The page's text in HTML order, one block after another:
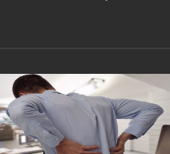
هناك ثمانية أنواع من آلام لظهر تقريبا ومن
أكثرها انتشار بين الشباب ألم قرص الظهر
الناتج عن الجلوس والحركة الخاطئة أثناء
العمل والقيام بالنشاط اليومي.